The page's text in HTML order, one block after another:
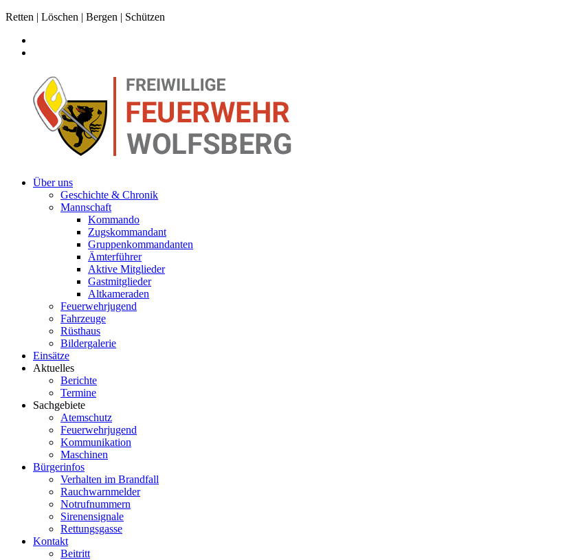
Retten | Löschen | Bergen | Schützen
Über uns
Geschichte & Chronik
Mannschaft
Kommando
Zugskommandant
Gruppenkommandanten
Ämterführer
Aktive Mitglieder
Gastmitglieder
Altkameraden
Feuerwehrjugend
Fahrzeuge
Rüsthaus
Bildergalerie
Einsätze
Aktuelles
Berichte
Termine
Sachgebiete
Atemschutz
Feuerwehrjugend
Kommunikation
Maschinen
Bürgerinfos
Verhalten im Brandfall
Rauchwarnmelder
Notrufnummern
Sirenensignale
Rettungsgasse
Kontakt
Beitritt